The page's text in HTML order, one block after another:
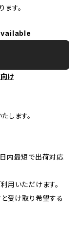
す。
け
します。
内最短で出荷対応
用いただけます。
受け取り希望する